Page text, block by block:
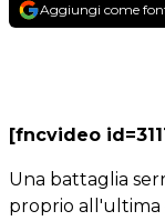
Aggiungi come
[fncvideo
Una battaglia
proprio all'ultima